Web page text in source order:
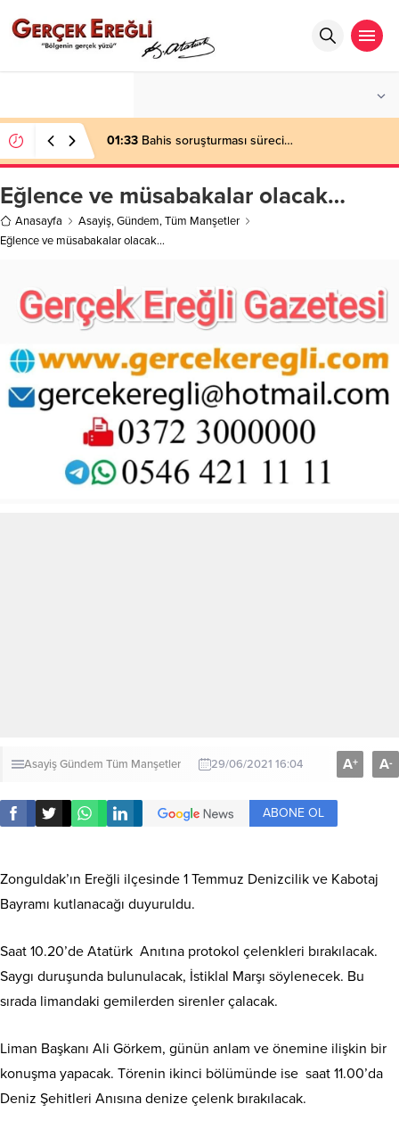
01:33 Bahis soruşturması süreci…
Eğlence ve müsabakalar olacak…
Anasayfa Asayiş,Gündem,Tüm Manşetler
Eğlence ve müsabakalar olacak…
AsayişGündem Tüm Manşetler 29/06/2021 16:04 A+ A-
ABONE OL
Zonguldak’ın Ereğli ilçesinde 1 Temmuz Denizcilik ve Kabotaj
Bayramı kutlanacağı duyuruldu.
Saat 10.20’de Atatürk Anıtına protokol çelenkleri bırakılacak.
Saygı duruşunda bulunulacak, İstiklal Marşı söylenecek. Bu
sırada limandaki gemilerden sirenler çalacak.
Liman Başkanı Ali Görkem, günün anlam ve önemine ilişkin bir
konuşma yapacak. Törenin ikinci bölümünde ise saat 11.00’da
Deniz Şehitleri Anısına denize çelenk bırakılacak.